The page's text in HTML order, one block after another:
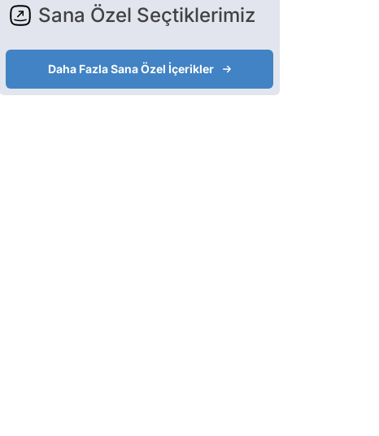
Sana Özel Seçtiklerimiz
Daha Fazla Sana Özel İçerikler